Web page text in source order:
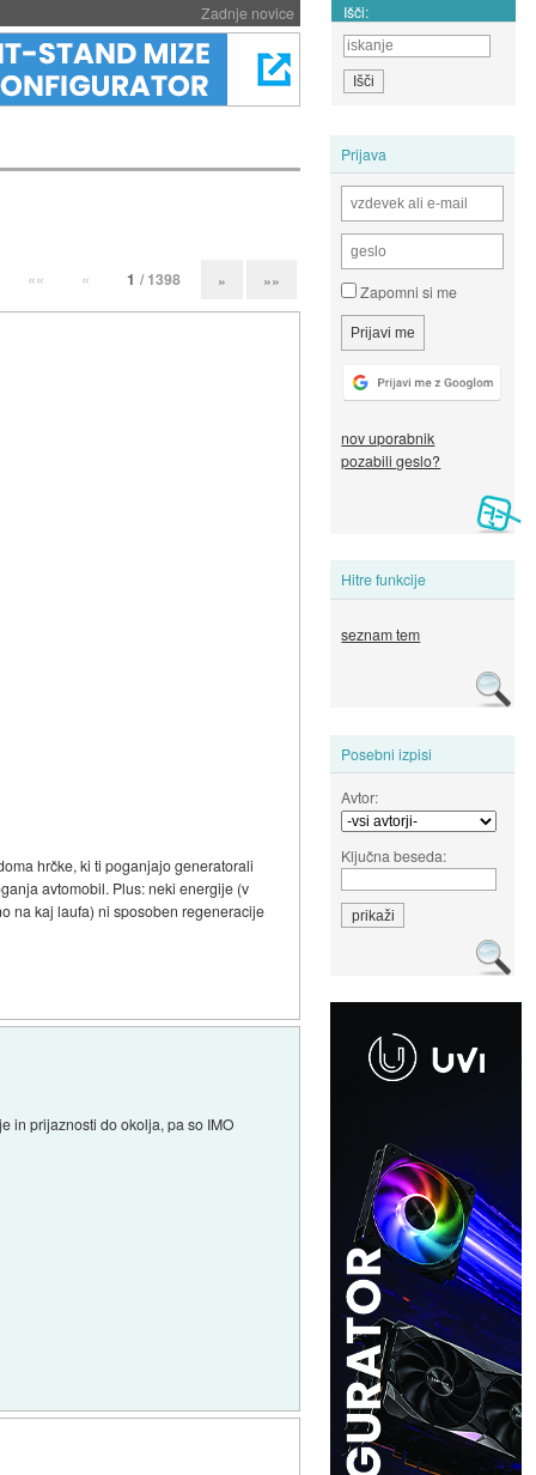
Zadnje novice Išči:
Prijava
Zapomni si me
nov uporabnik
pozabili geslo?
Hitre funkcije
seznam tem
Posebni izpisi
Avtor:
Ključna beseda:
«« « 1 / 1398 » »»
hrčke, ki ti poganjajo generatorali
avtomobil. Plus: neki energije (v
na kaj laufa) ni sposoben regeneracije
in prijaznosti do okolja, pa so IMO